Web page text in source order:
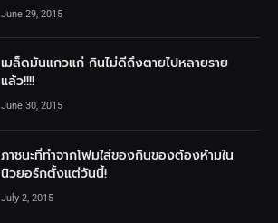
June 29, 2015
เมล็ดมันแกวแก่ กินไม่ดีถึงตายไปหลายราย
แล้ว!!!!
June 30, 2015
ภาชนะที่ทำจากโฟมใส่ของกินของต้องห้ามใน
นิวยอร์กตั้งแต่วันนี้!
July 2, 2015